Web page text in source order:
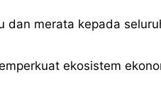
merata kepada
ekosistem